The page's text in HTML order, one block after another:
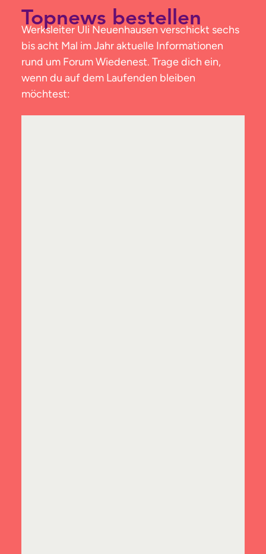
Topnews bestellen
Werksleiter Uli Neuenhausen verschickt sechs
bis acht Mal im Jahr aktuelle Informationen
rund um Forum Wiedenest. Trage dich ein,
wenn du auf dem Laufenden bleiben
möchtest: